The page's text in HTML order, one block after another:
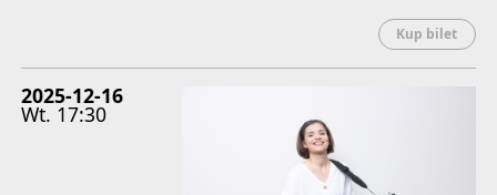
Kup bilet
2025-12-16
Wt. 17:30